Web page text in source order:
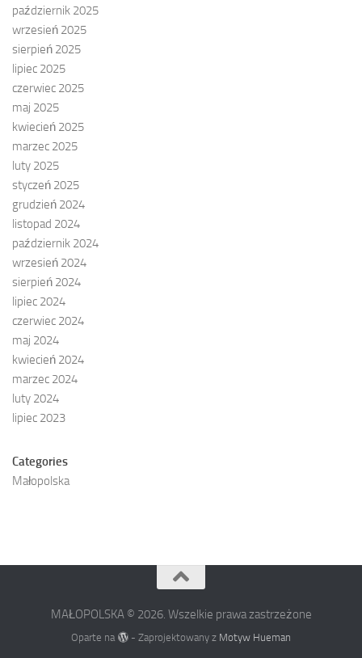
październik 2025
wrzesień 2025
sierpień 2025
lipiec 2025
czerwiec 2025
maj 2025
kwiecień 2025
marzec 2025
luty 2025
styczeń 2025
grudzień 2024
listopad 2024
październik 2024
wrzesień 2024
sierpień 2024
lipiec 2024
czerwiec 2024
maj 2024
kwiecień 2024
marzec 2024
luty 2024
lipiec 2023
Categories
Małopolska
MAŁOPOLSKA © 2026. Wszelkie prawa zastrzeżone
Oparte na - Zaprojektowany z Motyw Hueman